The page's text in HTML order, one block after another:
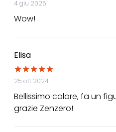
4 giu 2025
Wow!
Elisa
25 ott 2024
Bellissimo colore, fa un
grazie Zenzero!